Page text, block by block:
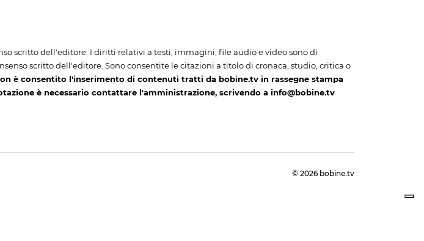
scritto dell'editore. I diritti relativi a testi, immagini, file audio e video sono di
scritto dell'editore. Sono consentite le citazioni a titolo di cronaca, studio, critica o
è consentito l'inserimento di contenuti tratti da bobine.tv in rassegne stampa
è necessario contattare l'amministrazione, scrivendo a info@bobine.tv
© 2026 bobine.tv